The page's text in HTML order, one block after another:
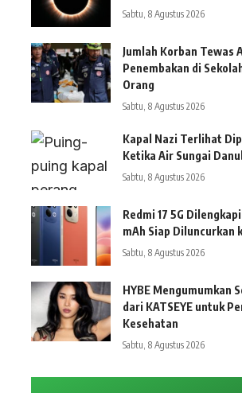
Sabtu, 8 Agustus 2026
Jumlah Korban Tewas
Penembakan di
Orang
Sabtu, 8 Agustus 2026
Kapal Nazi Terlihat
Ketika Air Sungai
Sabtu, 8 Agustus 2026
Redmi 17 5G
mAh Siap Diluncurkan
Sabtu, 8 Agustus 2026
HYBE Mengumumkan
dari KATSEYE untuk
Kesehatan
Sabtu, 8 Agustus 2026